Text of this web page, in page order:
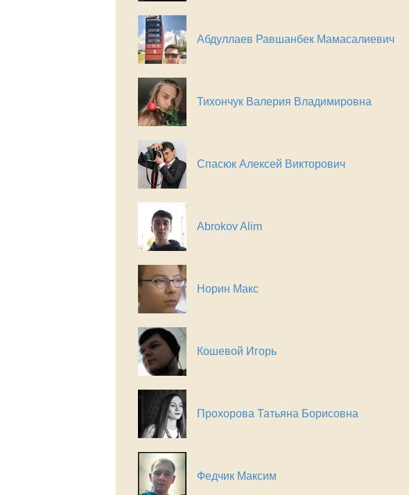
Абдуллаев Равшанбек Мамасалиевич
Тихончук Валерия Владимировна
Спасюк Алексей Викторович
Abrokov Alim
Норин Макс
Кошевой Игорь
Прохорова Татьяна Борисовна
Федчик Максим